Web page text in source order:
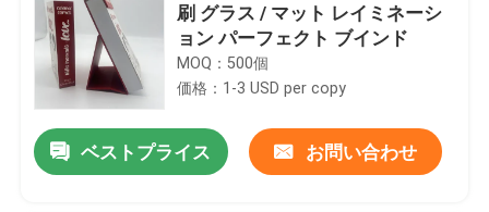
刷 グラス / マット レイミネーシ
ョン パーフェクト ブインド
MOQ：500個
価格：1-3 USD per copy
ベストプライス お問い合わせ